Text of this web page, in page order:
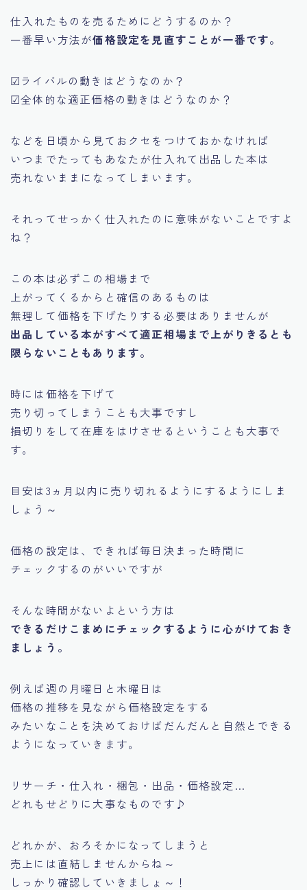
仕入れたものを売るためにどうするのか？
一番早い方法が価格設定を見直すことが一番です。
☑ライバルの動きはどうなのか？
☑全体的な適正価格の動きはどうなのか？
などを日頃から見ておクセをつけておかなければ
いつまでたってもあなたが仕入れて出品した本は
売れないままになってしまいます。
それってせっかく仕入れたのに意味がないことですよ
ね？
この本は必ずこの相場まで
上がってくるからと確信のあるものは
無理して価格を下げたりする必要はありませんが
出品している本がすべて適正相場まで上がりきるとも
限らないこともあります。
時には価格を下げて
売り切ってしまうことも大事ですし
損切りをして在庫をはけさせるということも大事で
す。
目安は3ヵ月以内に売り切れるようにするようにしま
しょう～
価格の設定は、できれば毎日決まった時間に
チェックするのがいいですが
そんな時間がないよという方は
できるだけこまめにチェックするように心がけておき
ましょう。
例えば週の月曜日と木曜日は
価格の推移を見ながら価格設定をする
みたいなことを決めておけばだんだんと自然とできる
ようになっていきます。
リサーチ・仕入れ・梱包・出品・価格設定…
どれもせどりに大事なものです♪
どれかが、おろそかになってしまうと
売上には直結しませんからね～
しっかり確認していきましょ～！